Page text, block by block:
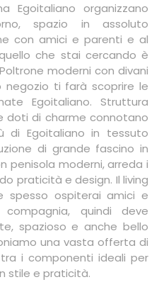
Egoitaliano organizzano
spazio in assoluto
con amici e parenti e al
che stai cercando è
moderni con divani
negozio ti farà scoprire le
Egoitaliano. Struttura
doti di charme connotano
di Egoitaliano in tessuto
di grande fascino in
penisola moderni, arreda i
praticità e design. Il living
spesso ospiterai amici e
quindi deve
spazioso e anche bello
una vasta offerta di
i componenti ideali per
stile e praticità.